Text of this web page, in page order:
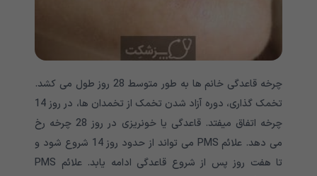
چرخه قاعدگی خانم ها به طور متوسط 28 روز طول می کشد.
تخمک گذاری، دوره آزاد شدن تخمک از تخمدان ها، در روز 14
چرخه اتفاق میفتد. قاعدگی یا خونریزی در روز 28 چرخه رخ
می دهد. علائم PMS می تواند از حدود روز 14 شروع شود و
تا هفت روز پس از شروع قاعدگی ادامه یابد. علائم PMS